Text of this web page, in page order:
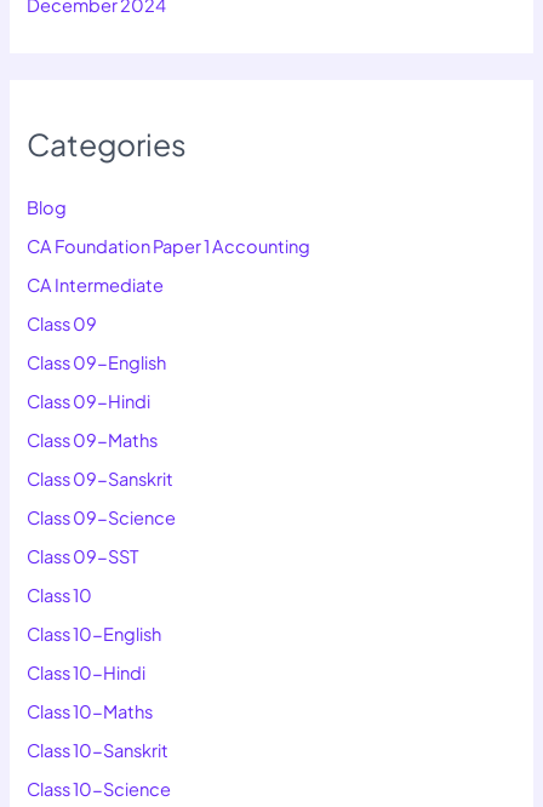
December 2024
Categories
Blog
CA Foundation Paper 1 Accounting
CA Intermediate
Class 09
Class 09-English
Class 09-Hindi
Class 09-Maths
Class 09-Sanskrit
Class 09-Science
Class 09-SST
Class 10
Class 10-English
Class 10-Hindi
Class 10-Maths
Class 10-Sanskrit
Class 10-Science